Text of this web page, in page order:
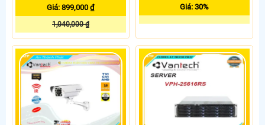
Giá: 899,000 ₫
1,040,000 ₫
Giá: 30%